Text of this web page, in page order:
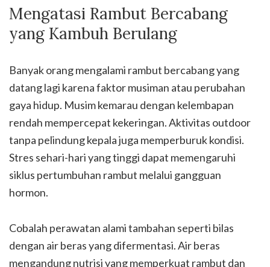
Mengatasi Rambut Bercabang
yang Kambuh Berulang
Banyak orang mengalami rambut bercabang yang
datang lagi karena faktor musiman atau perubahan
gaya hidup. Musim kemarau dengan kelembapan
rendah mempercepat kekeringan. Aktivitas outdoor
tanpa pelindung kepala juga memperburuk kondisi.
Stres sehari-hari yang tinggi dapat memengaruhi
siklus pertumbuhan rambut melalui gangguan
hormon.
Cobalah perawatan alami tambahan seperti bilas
dengan air beras yang difermentasi. Air beras
mengandung nutrisi yang memperkuat rambut dan